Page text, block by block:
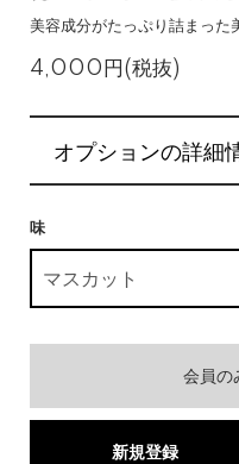
美容成分がたっぷり詰まった
4,000円(税抜)
オプションの詳細
味
会員の
新規登録